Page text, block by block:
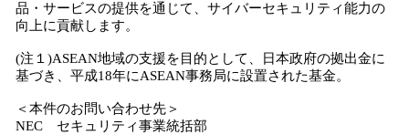
品・サービスの提供を通じて、サイバーセキュリティ能力の
向上に貢献します。
(注１)ASEAN地域の支援を目的として、日本政府の拠出金に
基づき、平成18年にASEAN事務局に設置された基金。
＜本件のお問い合わせ先＞
NEC セキュリティ事業統括部